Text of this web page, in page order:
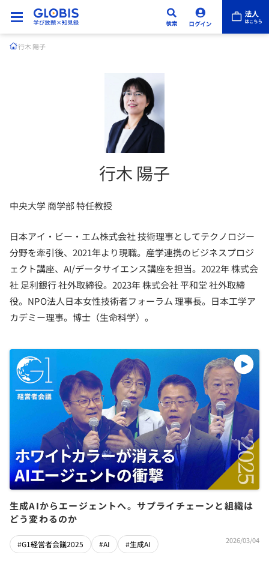
行木 陽子
行木 陽子
中央大学 商学部 特任教授
日本アイ・ビー・エム株式会社 技術理事としてテクノロジー
分野を牽引後、2021年より現職。産学連携のビジネスプロジ
ェクト講座、AI/データサイエンス講座を担当。2022年 株式会
社 足利銀行 社外取締役。2023年 株式会社 平和堂 社外取締
役。NPO法人日本女性技術者フォーラム 理事長。日本工学ア
カデミー理事。博士（生命科学）。
生成AIからエージェントへ。サプライチェーンと組織は
どう変わるのか
#G1経営者会議2025 #AI #生成AI 2026/03/04